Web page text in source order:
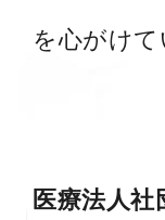
を心がけて
医療法人